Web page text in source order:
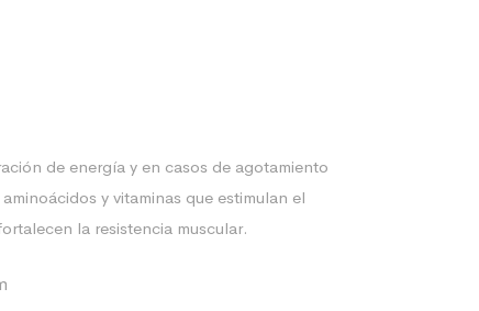
de energía y en casos de agotamiento
y vitaminas que estimulan el
la resistencia muscular.